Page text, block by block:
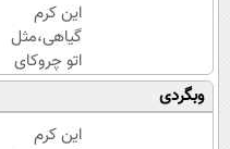
این کرم
گیاهی،مثل
اتو چروکای
پوستتوصاف
میکنه!50%تخفیف
وبگردی
این کرم